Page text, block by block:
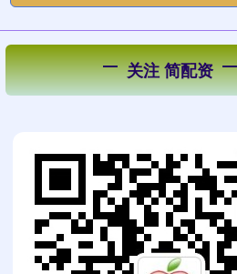
关注 简配资